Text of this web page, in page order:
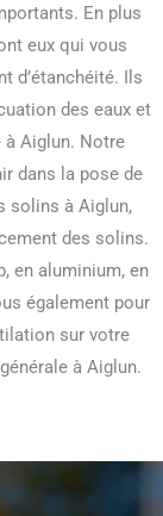
En plus
eux qui vous
d’étanchéité. Ils
des eaux et
Aiglun. Notre
dans la pose de
solins à Aiglun,
des solins.
en aluminium, en
également pour
sur votre
à Aiglun.